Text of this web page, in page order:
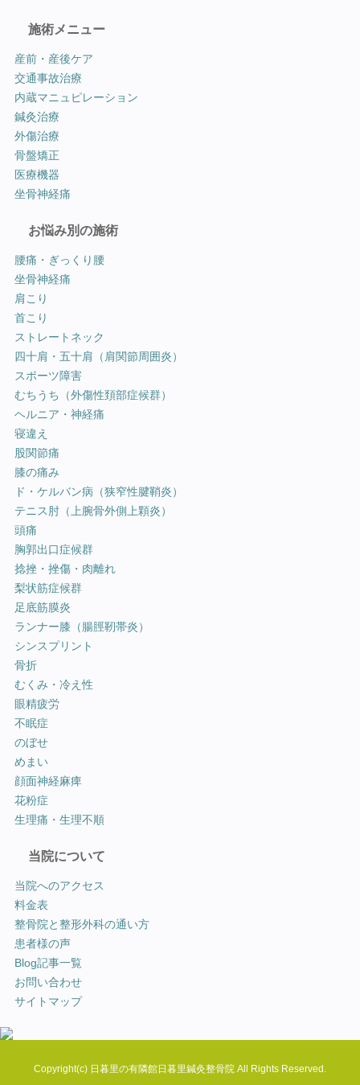
施術メニュー
産前・産後ケア
交通事故治療
内蔵マニュピレーション
鍼灸治療
外傷治療
骨盤矯正
医療機器
坐骨神経痛
お悩み別の施術
腰痛・ぎっくり腰
坐骨神経痛
肩こり
首こり
ストレートネック
四十肩・五十肩（肩関節周囲炎）
スポーツ障害
むちうち（外傷性頚部症候群）
ヘルニア・神経痛
寝違え
股関節痛
膝の痛み
ド・ケルバン病（狭窄性腱鞘炎）
テニス肘（上腕骨外側上顆炎）
頭痛
胸郭出口症候群
捻挫・挫傷・肉離れ
梨状筋症候群
足底筋膜炎
ランナー膝（腸脛靭帯炎）
シンスプリント
骨折
むくみ・冷え性
眼精疲労
不眠症
のぼせ
めまい
顔面神経麻痺
花粉症
生理痛・生理不順
当院について
当院へのアクセス
料金表
整骨院と整形外科の通い方
患者様の声
Blog記事一覧
お問い合わせ
サイトマップ
Copyright(c) 日暮里の有隣館日暮里鍼灸整骨院 All Rights Reserved.